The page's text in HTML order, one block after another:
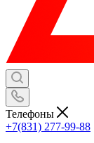
Телефоны
+7(831) 277-99-88